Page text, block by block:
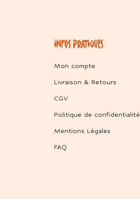
INFOS PRATIQUES
Mon compte
Livraison & Retours
CGV
Politique de confidentialité
Mentions Légales
FAQ